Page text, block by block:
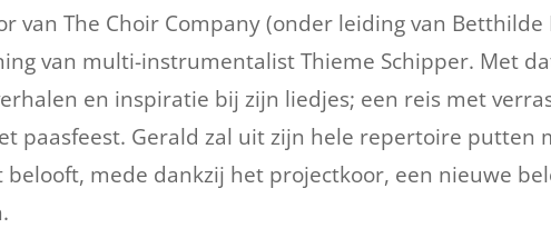
van The Choir Company (onder leiding van
van multi-instrumentalist Thieme Schipper. Met
en inspiratie bij zijn liedjes; een reis met
paasfeest. Gerald zal uit zijn hele repertoire putten
belooft, mede dankzij het projectkoor, een nieuwe